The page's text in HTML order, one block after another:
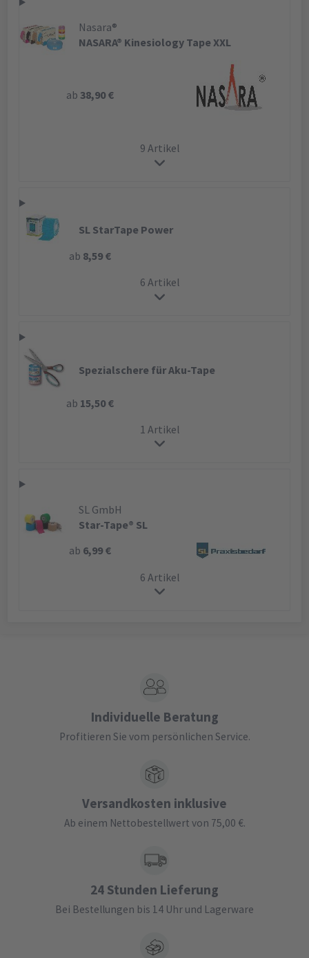
Nasara®
NASARA® Kinesiology Tape XXL
ab 38,90 €
9 Artikel
SL StarTape Power
ab 8,59 €
6 Artikel
Spezialschere für Aku-Tape
ab 15,50 €
1 Artikel
SL GmbH
Star-Tape® SL
ab 6,99 €
6 Artikel
Individuelle Beratung
Profitieren Sie vom persönlichen Service.
Versandkosten inklusive
Ab einem Nettobestellwert von 75,00 €.
24 Stunden Lieferung
Bei Bestellungen bis 14 Uhr und Lagerware